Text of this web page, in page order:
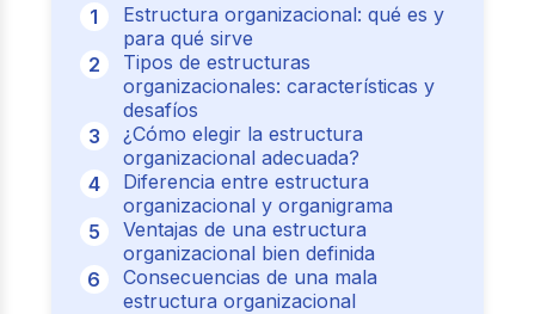
Estructura organizacional: qué es y
para qué sirve
Tipos de estructuras
organizacionales: características y
desafíos
¿Cómo elegir la estructura
organizacional adecuada?
Diferencia entre estructura
organizacional y organigrama
Ventajas de una estructura
organizacional bien definida
Consecuencias de una mala
estructura organizacional